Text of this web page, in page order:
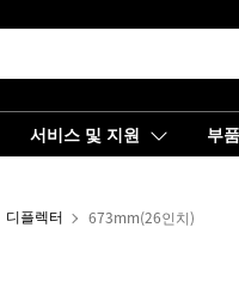
서비스 및 지원 부품
디플렉터 673mm(26인치)